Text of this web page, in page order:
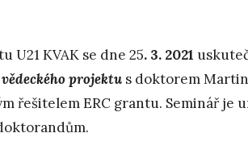
U21 KVAK se dne 25. 3. 2021
projektu s doktorem
řešitelem ERC grantu. Seminář